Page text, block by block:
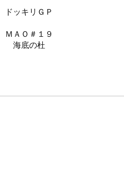
ドッキリＧＰ
ＭＡＯ＃１９
海底の杜